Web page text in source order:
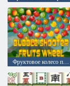
Фруктовое колесо пузырьковый шутер